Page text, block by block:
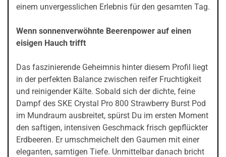
einem unvergesslichen Erlebnis für den gesamten Tag.
Wenn sonnenverwöhnte Beerenpower auf einen
eisigen Hauch trifft
Das faszinierende Geheimnis hinter diesem Profil liegt
in der perfekten Balance zwischen reifer Fruchtigkeit
und reinigender Kälte. Sobald sich der dichte, feine
Dampf des SKE Crystal Pro 800 Strawberry Burst Pod
im Mundraum ausbreitet, spürst Du im ersten Moment
den saftigen, intensiven Geschmack frisch gepflückter
Erdbeeren. Er umschmeichelt den Gaumen mit einer
eleganten, samtigen Tiefe. Unmittelbar danach bricht